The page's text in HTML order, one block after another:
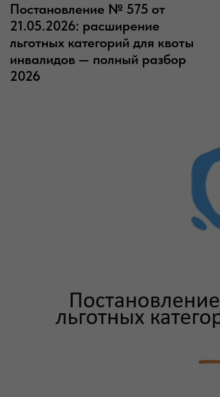
Постановление № 575 от
21.05.2026: расширение
льготных категорий для квоты
инвалидов — полный разбор
2026